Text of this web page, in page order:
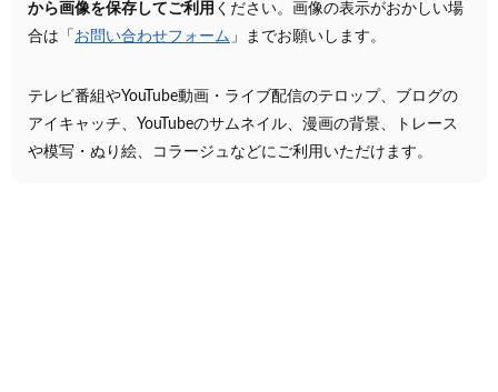
から画像を保存してご利用 ください。画像の表示がおかしい場
合は「 お問い合わせフォーム 」までお願いします。
テレビ番組やYouTube動画・ライブ配信のテロップ、ブログの
アイキャッチ、YouTubeのサムネイル、漫画の背景、トレース
や模写・ぬり絵、コラージュなどにご利用いただけます。